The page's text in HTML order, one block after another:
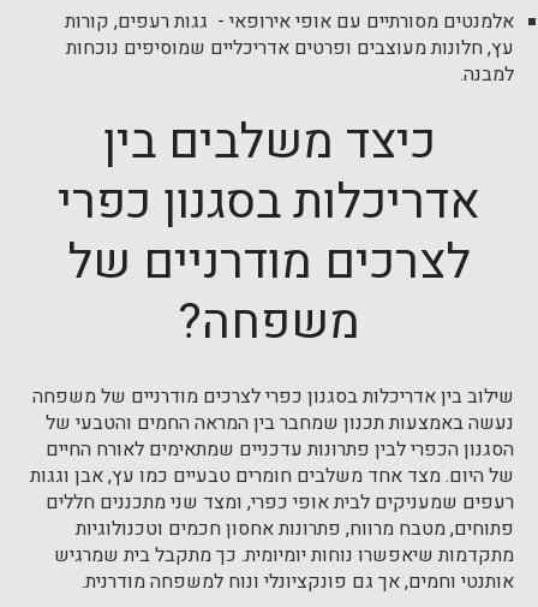
אלמנטים מסורתיים עם אופי אירופאי - גגות רעפים, קורות
עץ, חלונות מעוצבים ופרטים אדריכליים שמוסיפים נוכחות
למבנה.
כיצד משלבים בין
אדריכלות בסגנון כפרי
לצרכים מודרניים של
משפחה?
שילוב בין אדריכלות בסגנון כפרי לצרכים מודרניים של משפחה
נעשה באמצעות תכנון שמחבר בין המראה החמים והטבעי של
הסגנון הכפרי לבין פתרונות עדכניים שמתאימים לאורח החיים
של היום. מצד אחד משלבים חומרים טבעיים כמו עץ, אבן וגגות
רעפים שמעניקים לבית אופי כפרי, ומצד שני מתכננים חללים
פתוחים, מטבח מרווח, פתרונות אחסון חכמים וטכנולוגיות
מתקדמות שיאפשרו נוחות יומיומית. כך מתקבל בית שמרגיש
אותנטי וחמים, אך גם פונקציונלי ונוח למשפחה מודרנית.